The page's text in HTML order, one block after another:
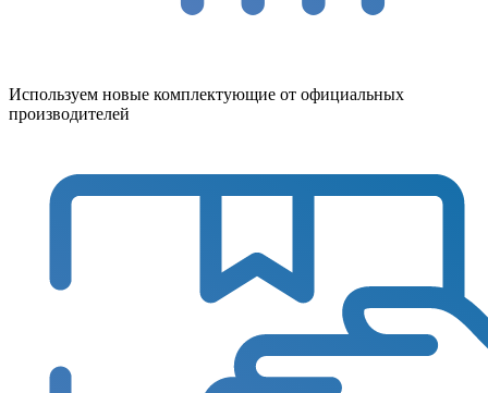
Используем новые комплектующие от официальных
производителей